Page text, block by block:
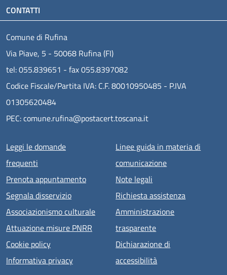
CONTATTI
Comune di Rufina
Via Piave, 5 - 50068 Rufina (FI)
tel: 055.839651 - fax 055.8397082
Codice Fiscale/Partita IVA: C.F. 80010950485 - P.IVA
01305620484
PEC: comune.rufina@postacert.toscana.it
Menu piè di pagina
Leggi le domande
frequenti
Prenota appuntamento
Segnala disservizio
Associazionismo culturale
Attuazione misure PNRR
Cookie policy
Informativa privacy
Linee guida in materia di
comunicazione
Note legali
Richiesta assistenza
Amministrazione
trasparente
Dichiarazione di
accessibilità